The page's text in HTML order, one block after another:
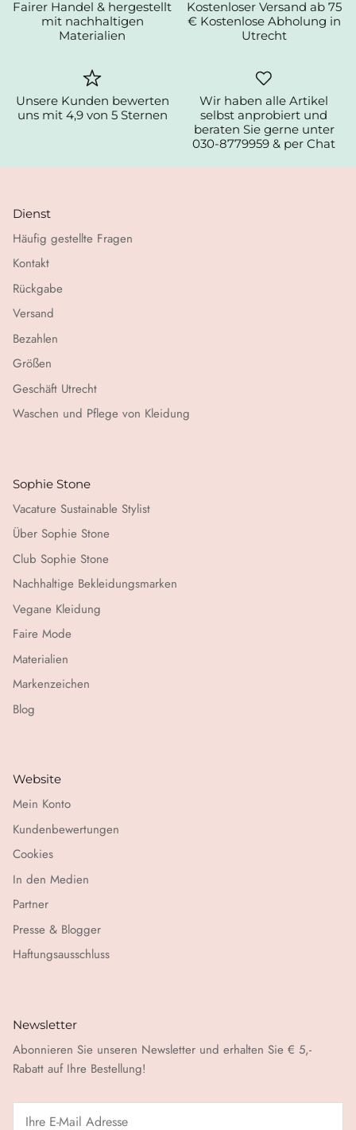
Fairer Handel & hergestellt
mit nachhaltigen
Materialien
Kostenloser Versand ab 75
€ Kostenlose Abholung in
Utrecht
Unsere Kunden bewerten
uns mit 4,9 von 5 Sternen
Wir haben alle Artikel
selbst anprobiert und
beraten Sie gerne unter
030-8779959 & per Chat
Dienst
Häufig gestellte Fragen
Kontakt
Rückgabe
Versand
Bezahlen
Größen
Geschäft Utrecht
Waschen und Pflege von Kleidung
Sophie Stone
Vacature Sustainable Stylist
Über Sophie Stone
Club Sophie Stone
Nachhaltige Bekleidungsmarken
Vegane Kleidung
Faire Mode
Materialien
Markenzeichen
Blog
Website
Mein Konto
Kundenbewertungen
Cookies
In den Medien
Partner
Presse & Blogger
Haftungsausschluss
Newsletter
Abonnieren Sie unseren Newsletter und erhalten Sie € 5,-
Rabatt auf Ihre Bestellung!